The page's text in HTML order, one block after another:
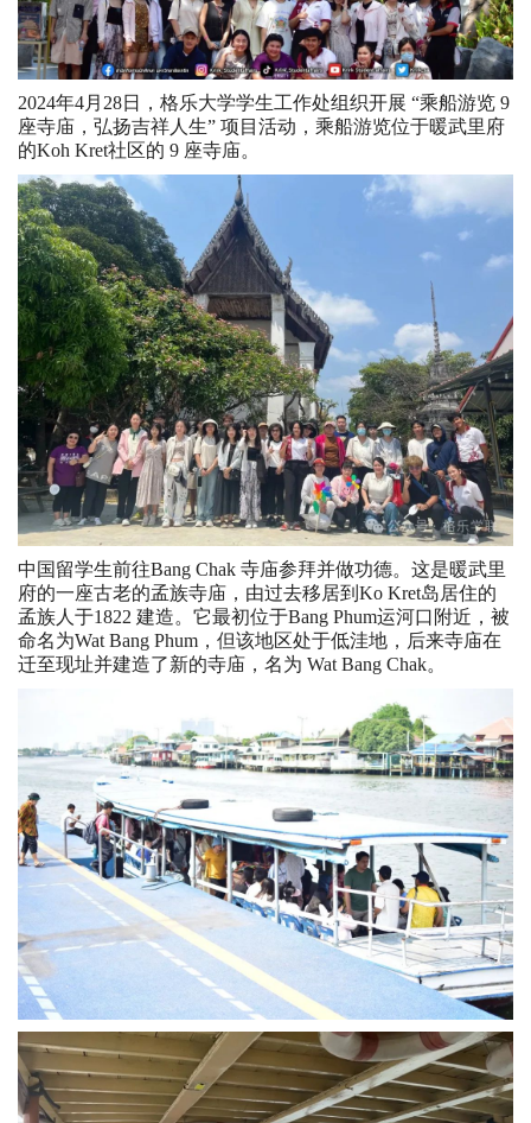
2024年4月28日，格乐大学学生工作处组织开展 “乘船游览 9
座寺庙，弘扬吉祥人生” 项目活动，乘船游览位于暖武里府
的Koh Kret社区的 9 座寺庙。
中国留学生前往Bang Chak 寺庙参拜并做功德。这是暖武里
府的一座古老的孟族寺庙，由过去移居到Ko Kret岛居住的
孟族人于1822 建造。它最初位于Bang Phum运河口附近，被
命名为Wat Bang Phum，但该地区处于低洼地，后来寺庙在
迁至现址并建造了新的寺庙，名为 Wat Bang Chak。